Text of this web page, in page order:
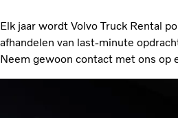
Elk jaar wordt Volvo Truck Rental
afhandelen van last-minute
Neem gewoon contact met ons op